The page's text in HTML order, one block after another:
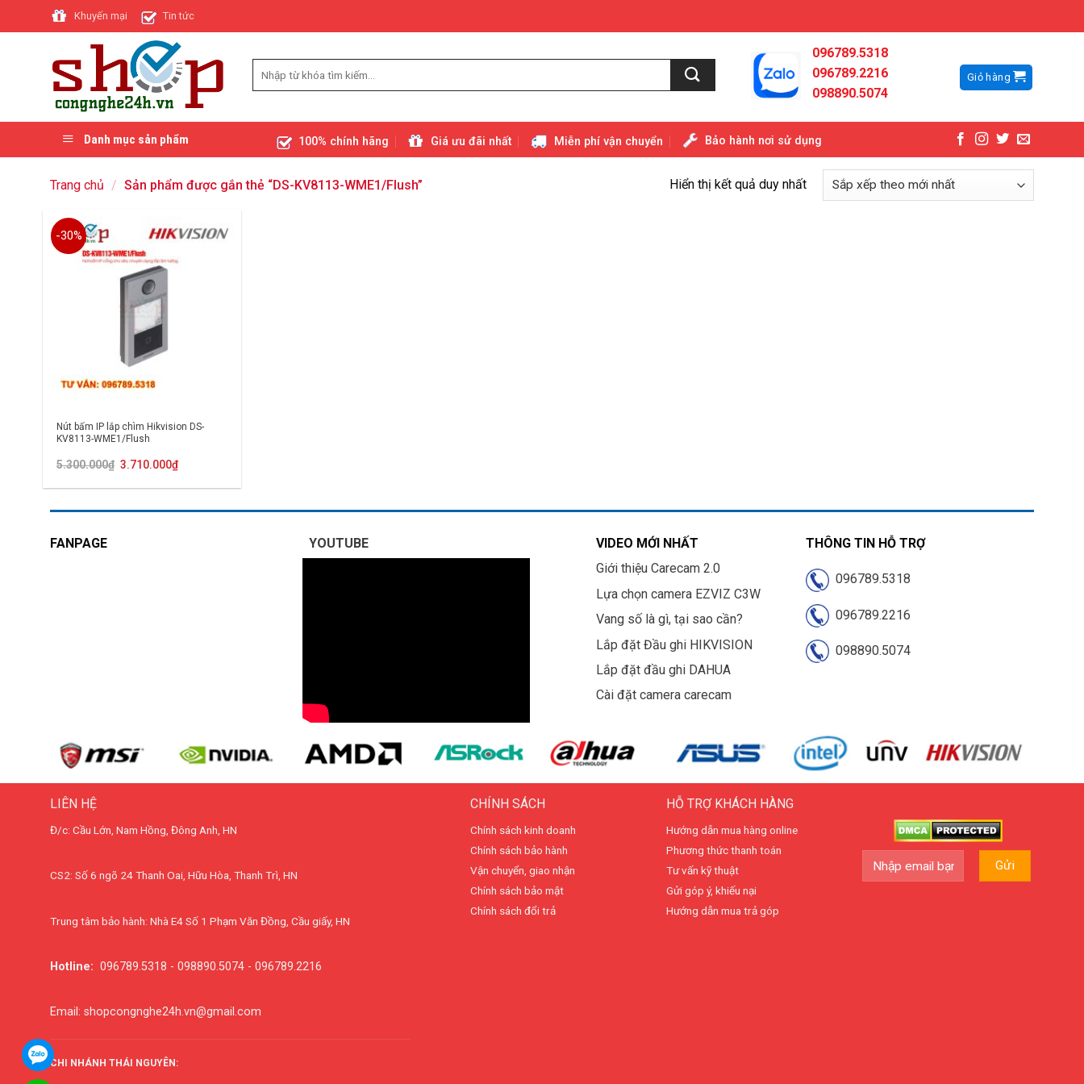
to
Khuyến mại Tin tức
096789.5318
096789.2216
098890.5074
Giỏ hàng
Danh mục sản phẩm 100% chính hãng Giá ưu đãi nhất Miễn phí vận chuyển Bảo hành nơi sử dụng
Trang chủ / Sản phẩm được gắn thẻ “DS-KV8113-WME1/Flush” Hiển thị kết quả duy nhất
-30%
Nút bấm IP lắp chìm Hikvision DS-
KV8113-WME1/Flush
5.300.000₫ Giá
3.710.000₫Giá
hiện
FANPAGE YOUTUBE
VIDEO MỚI NHẤT
Giới thiệu Carecam 2.0
Lựa chọn camera EZVIZ C3W
Vang số là gì, tại sao cần?
Lắp đặt Đầu ghi HIKVISION
Lắp đặt đầu ghi DAHUA
Cài đặt camera carecam
THÔNG TIN HỖ TRỢ
096789.5318
096789.2216
098890.5074
LIÊN HỆ
Đ/c: Cầu Lớn, Nam Hồng, Đông Anh, HN
CS2: Số 6 ngõ 24 Thanh Oai, Hữu Hòa, Thanh Trì, HN
Trung tâm bảo hành: Nhà E4 Số 1 Phạm Văn Đồng, Cầu giấy, HN
Hotline: 096789.5318 - 098890.5074 - 096789.2216
Email: shopcongnghe24h.vn@gmail.com
CHI NHÁNH THÁI NGUYÊN:
CHÍNH SÁCH
Chính sách kinh doanh
Chính sách bảo hành
Vận chuyển, giao nhận
Chính sách bảo mật
Chính sách đổi trả
HỖ TRỢ KHÁCH HÀNG
Hướng dẫn mua hàng online
Phương thức thanh toán
Tư vấn kỹ thuật
Gửi góp ý, khiếu nại
Hướng dẫn mua trả góp